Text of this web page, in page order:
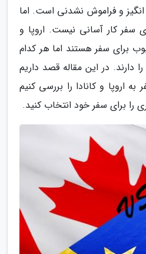
و فراموش نشدنی است. اما
سفر کار آسانی نیست. اروپا و
برای سفر هستند اما هر کدام
در این مقاله قصد داریم
اروپا و کانادا را بررسی کنیم
را برای سفر خود انتخاب کنید.